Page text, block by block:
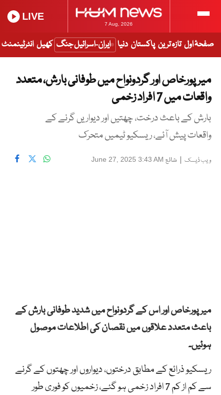
7 Aug, 2026
LIVE
صفحۂ اول تازہ ترین پاکستان دنیا ایران-اسرائیل جنگ کھیل انٹرٹینمنٹ
میرپورخاص اور گردونواح میں طوفانی بارش، متعدد
واقعات میں 7 افراد زخمی
بارش کے باعث درخت، چھتیں اور دیواریں گرنے کے
واقعات پیش آئے، ریسکیو ٹیمیں متحرک
ویب ڈیسک | شائع June 27, 2025 3:43 AM
میرپورخاص اور اس کے گردونواح میں شدید طوفانی بارش کے
باعث متعدد علاقوں میں نقصان کی اطلاعات موصول
ہوئیں۔
ریسکیو ذرائع کے مطابق درختوں، دیواروں اور چھتوں کے گرنے
سے کم از کم 7 افراد زخمی ہو گئے، زخمیوں کو فوری طور